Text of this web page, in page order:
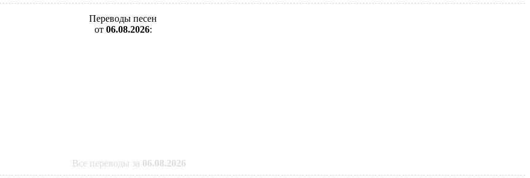
Переводы песен
от 06.08.2026:
Все переводы за 06.08.2026